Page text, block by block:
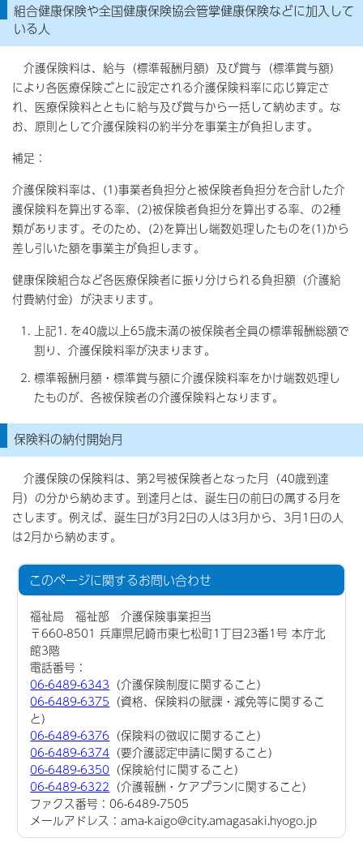
組合健康保険や全国健康保険協会管掌健康保険などに加入して
いる人
介護保険料は、給与（標準報酬月額）及び賞与（標準賞与額）
により各医療保険ごとに設定される介護保険料率に応じ算定さ
れ、医療保険料とともに給与及び賞与から一括して納めます。な
お、原則として介護保険料の約半分を事業主が負担します。
補足：
介護保険料率は、(1)事業者負担分と被保険者負担分を合計した介
護保険料を算出する率、(2)被保険者負担分を算出する率、の2種
類があります。そのため、(2)を算出し端数処理したものを(1)から
差し引いた額を事業主が負担します。
健康保険組合など各医療保険者に振り分けられる負担額（介護給
付費納付金）が決まります。
上記1. を40歳以上65歳未満の被保険者全員の標準報酬総額で
割り、介護保険料率が決まります。
標準報酬月額・標準賞与額に介護保険料率をかけ端数処理し
たものが、各被保険者の介護保険料となります。
保険料の納付開始月
介護保険の保険料は、第2号被保険者となった月（40歳到達
月）の分から納めます。到達月とは、誕生日の前日の属する月を
さします。例えば、誕生日が3月2日の人は3月から、3月1日の人
は2月から納めます。
このページに関するお問い合わせ
福祉局 福祉部 介護保険事業担当
〒660-8501 兵庫県尼崎市東七松町1丁目23番1号 本庁北
館3階
電話番号：
06-6489-6343 （介護保険制度に関すること）
06-6489-6375 （資格、保険料の賦課・減免等に関するこ
と）
06-6489-6376 （保険料の徴収に関すること）
06-6489-6374 （要介護認定申請に関すること）
06-6489-6350 （保険給付に関すること）
06-6489-6322 （介護報酬・ケアプランに関すること）
ファクス番号：06-6489-7505
メールアドレス：ama-kaigo@city.amagasaki.hyogo.jp